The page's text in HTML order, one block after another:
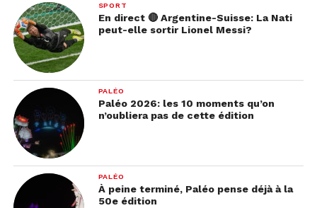
SPORT
En direct 🔴 Argentine-Suisse: La Nati
peut-elle sortir Lionel Messi?
PALÉO
Paléo 2026: les 10 moments qu’on
n’oubliera pas de cette édition
PALÉO
À peine terminé, Paléo pense déjà à la
50e édition